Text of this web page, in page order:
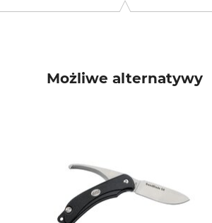
Możliwe alternatywy